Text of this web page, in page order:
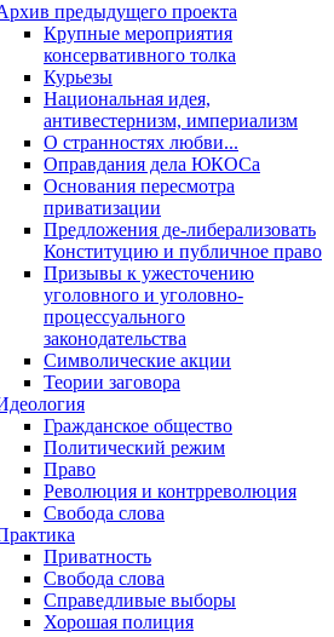
предыдущего проекта
Крупные мероприятия
консервативного толка
Курьезы
Национальная идея,
антивестернизм, империализм
О странностях любви...
Оправдания дела ЮКОСа
Основания пересмотра
приватизации
Предложения де-либерализовать
Конституцию и публичное право
Призывы к ужесточению
уголовного и уголовно-
процессуального
законодательства
Символические акции
Теории заговора
Гражданское общество
Политический режим
Право
Революция и контрреволюция
Свобода слова
Приватность
Свобода слова
Справедливые выборы
Хорошая полиция